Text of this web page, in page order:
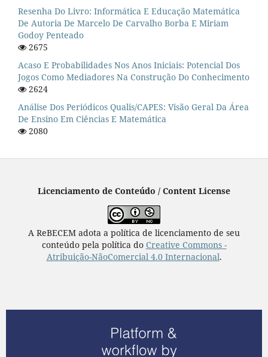
Resenha Do Livro: Informática E Educação Matemática
De Autoria De Marcelo De Carvalho Borba E Miriam
Godoy Penteado
2675
Acaso E Probabilidades Nos Anos Iniciais: Potencial Dos
Jogos Como Mediadores Na Construção Do Conhecimento
2624
Análise Dos Periódicos Qualis/CAPES: Visão Geral Da Área
De Ensino Em Ciências E Matemática
2080
Licenciamento de Conteúdo / Content License
A ReBECEM adota a política de licenciamento de seu
conteúdo pela política do Creative Commons -
Atribuição-NãoComercial 4.0 Internacional.